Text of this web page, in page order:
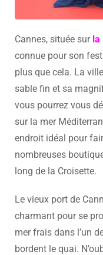
Cannes, située sur la
connue pour son
plus que cela. La
sable fin et sa
vous pourrez vous
sur la mer
endroit idéal pour
nombreuses
long de la Croisette.
Le vieux port de
charmant pour se
mer frais dans l’un
bordent le quai.